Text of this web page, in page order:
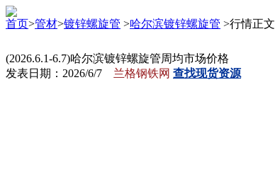
首页>管材>镀锌螺旋管 >哈尔滨镀锌螺旋管 >行情正文
(2026.6.1-6.7)哈尔滨镀锌螺旋管周均市场价格
发表日期：2026/6/7 兰格钢铁网 查找现货资源